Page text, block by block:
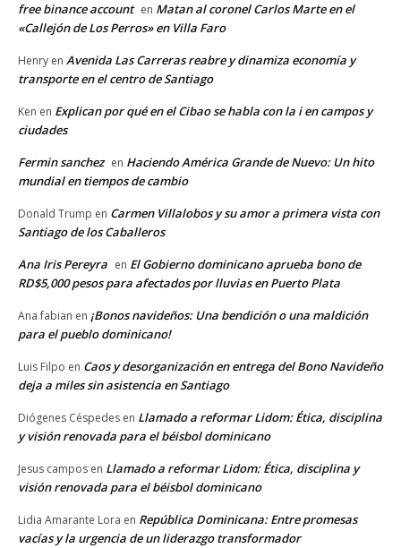
free binance account en Matan al coronel Carlos Marte en el
«Callejón de Los Perros» en Villa Faro
Henry en Avenida Las Carreras reabre y dinamiza economía y
transporte en el centro de Santiago
Ken en Explican por qué en el Cibao se habla con la i en campos y
ciudades
Fermin sanchez en Haciendo América Grande de Nuevo: Un hito
mundial en tiempos de cambio
Donald Trump en Carmen Villalobos y su amor a primera vista con
Santiago de los Caballeros
Ana Iris Pereyra en El Gobierno dominicano aprueba bono de
RD$5,000 pesos para afectados por lluvias en Puerto Plata
Ana fabian en ¡Bonos navideños: Una bendición o una maldición
para el pueblo dominicano!
Luis Filpo en Caos y desorganización en entrega del Bono Navideño
deja a miles sin asistencia en Santiago
Diógenes Céspedes en Llamado a reformar Lidom: Ética, disciplina
y visión renovada para el béisbol dominicano
Jesus campos en Llamado a reformar Lidom: Ética, disciplina y
visión renovada para el béisbol dominicano
Lidia Amarante Lora en República Dominicana: Entre promesas
vacías y la urgencia de un liderazgo transformador